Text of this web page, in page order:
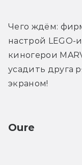
Чего ждём:
настрой LEGO-
киногерои
усадить друга
экраном!
Oure